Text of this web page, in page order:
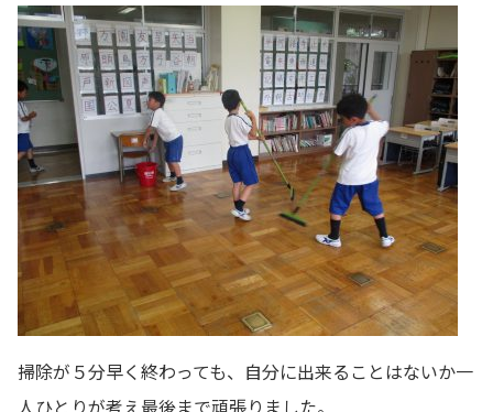
掃除が５分早く終わっても、自分に出来ることはないか一
人ひとりが考え最後まで頑張りました。